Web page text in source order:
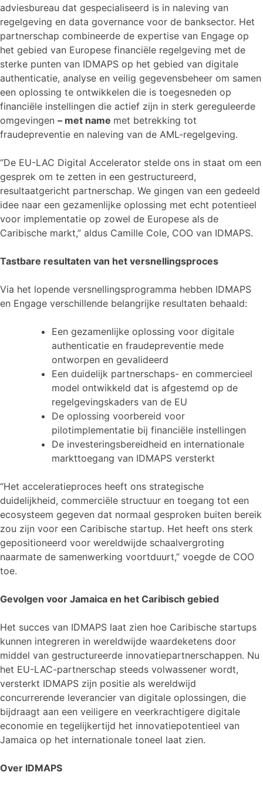
adviesbureau dat gespecialiseerd is in naleving van
regelgeving en data governance voor de banksector. Het
partnerschap combineerde de expertise van Engage op
het gebied van Europese financiële regelgeving met de
sterke punten van IDMAPS op het gebied van digitale
authenticatie, analyse en veilig gegevensbeheer om samen
een oplossing te ontwikkelen die is toegesneden op
financiële instellingen die actief zijn in sterk gereguleerde
omgevingen – met name met betrekking tot
fraudepreventie en naleving van de AML-regelgeving.
“De EU-LAC Digital Accelerator stelde ons in staat om een
gesprek om te zetten in een gestructureerd,
resultaatgericht partnerschap. We gingen van een gedeeld
idee naar een gezamenlijke oplossing met echt potentieel
voor implementatie op zowel de Europese als de
Caribische markt,” aldus Camille Cole, COO van IDMAPS.
Tastbare resultaten van het versnellingsproces
Via het lopende versnellingsprogramma hebben IDMAPS
en Engage verschillende belangrijke resultaten behaald:
Een gezamenlijke oplossing voor digitale
authenticatie en fraudepreventie mede
ontworpen en gevalideerd
Een duidelijk partnerschaps- en commercieel
model ontwikkeld dat is afgestemd op de
regelgevingskaders van de EU
De oplossing voorbereid voor
pilotimplementatie bij financiële instellingen
De investeringsbereidheid en internationale
markttoegang van IDMAPS versterkt
“Het acceleratieproces heeft ons strategische
duidelijkheid, commerciële structuur en toegang tot een
ecosysteem gegeven dat normaal gesproken buiten bereik
zou zijn voor een Caribische startup. Het heeft ons sterk
gepositioneerd voor wereldwijde schaalvergroting
naarmate de samenwerking voortduurt,” voegde de COO
toe.
Gevolgen voor Jamaica en het Caribisch gebied
Het succes van IDMAPS laat zien hoe Caribische startups
kunnen integreren in wereldwijde waardeketens door
middel van gestructureerde innovatiepartnerschappen. Nu
het EU-LAC-partnerschap steeds volwassener wordt,
versterkt IDMAPS zijn positie als wereldwijd
concurrerende leverancier van digitale oplossingen, die
bijdraagt aan een veiligere en veerkrachtigere digitale
economie en tegelijkertijd het innovatiepotentieel van
Jamaica op het internationale toneel laat zien.
Over IDMAPS